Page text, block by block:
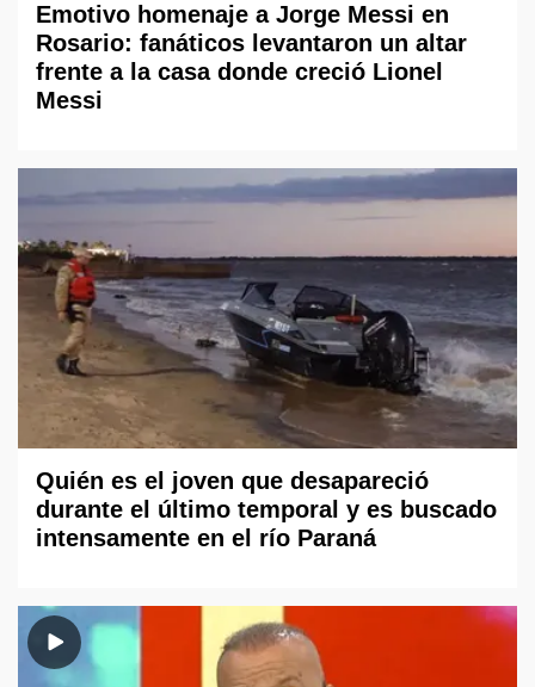
Emotivo homenaje a Jorge Messi en
Rosario: fanáticos levantaron un altar
frente a la casa donde creció Lionel
Messi
Quién es el joven que desapareció
durante el último temporal y es buscado
intensamente en el río Paraná